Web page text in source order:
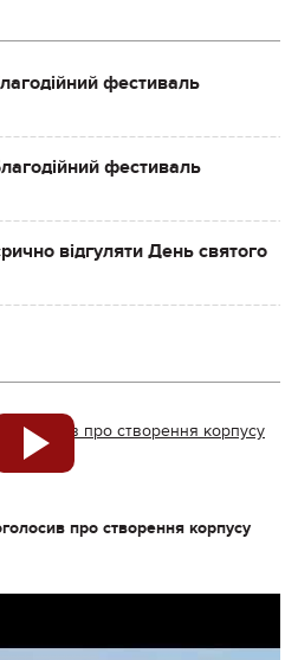
фестиваль
фестиваль
відгуляти День святого
про створення корпусу